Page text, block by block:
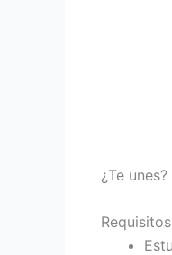
¿Te unes?
Requisitos